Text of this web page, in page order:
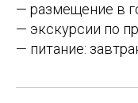
— размещение в
— экскурсии по
— питание: